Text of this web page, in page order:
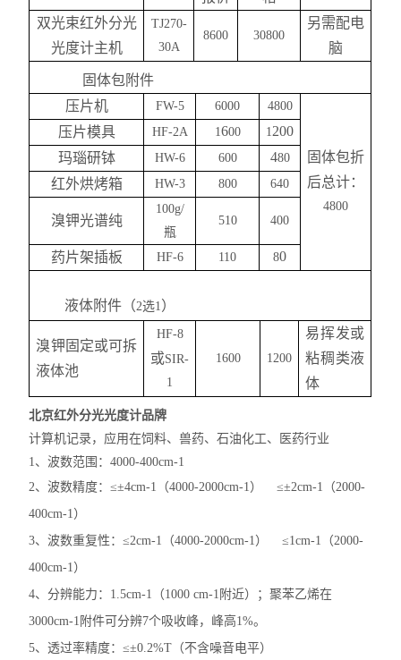
双光束红外分光
光度计主机
TJ270-
30A
8600 30800
另需配电
脑
固体包附件
压片机
FW-5 6000 4800
固体包折
后总计：
4800
压片模具 HF-2A 1600 1200
玛瑙研钵
HW-6 600 480
红外烘烤箱 HW-3 800 640
溴钾光谱纯
100g/
瓶
510 400
药片架插板 HF-6 110 80
液体附件 （2选1）
溴钾 固定或可拆
液体池
HF-8
或SIR-
1
1600 1200
易挥发或
粘稠类液
体
北京红外分光光度计品牌
计算机记录， 应用在饲料、兽药、石油化工、医药行业
1、波数范围：4000-400cm-1
2、波数精度：≤±4cm-1 （4000-2000cm-1） ≤±2cm-1 （2000-
400cm-1）
3、波数重复性：≤2cm-1 （4000-2000cm-1） ≤1cm-1 （2000-
400cm-1）
4、分辨能力： 1.5cm-1 （1000 cm-1 附近）；聚苯乙烯在
3000cm-1 附件可分辨7个吸收峰，峰高1%。
5、透过率精度：≤±0.2%T （不含噪音电平）